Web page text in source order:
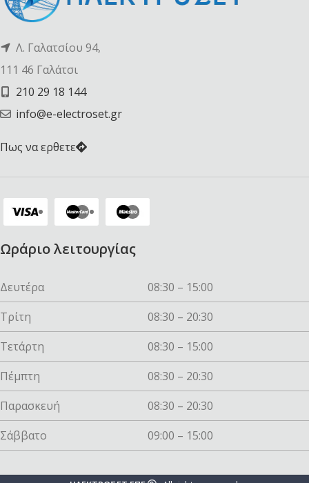
Λ. Γαλατσίου 94,
111 46 Γαλάτσι
210 29 18 144
info@e-electroset.gr
Πως να ερθετε
Ωράριο λειτουργίας
Δευτέρα
08:30 – 15:00
Τρίτη
08:30 – 20:30
Τετάρτη
08:30 – 15:00
Πέμπτη
08:30 – 20:30
Παρασκευή
08:30 – 20:30
Σάββατο
09:00 – 15:00